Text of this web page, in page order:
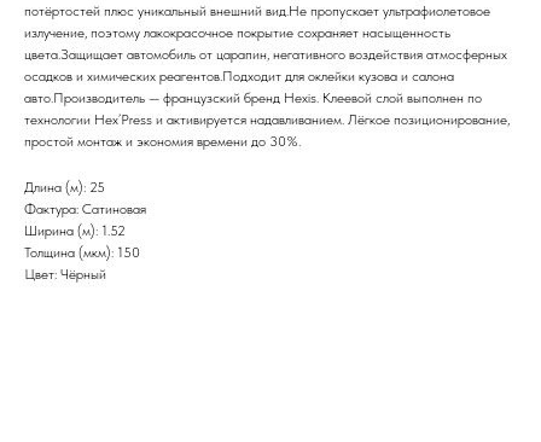
потёртостей плюс уникальный внешний вид.Не пропускает ультрафиолетовое
излучение, поэтому лакокрасочное покрытие сохраняет насыщенность
цвета.Защищает автомобиль от царапин, негативного воздействия атмосферных
осадков и химических реагентов.Подходит для оклейки кузова и салона
авто.Производитель — французский бренд Hexis. Клеевой слой выполнен по
технологии Hex’Press и активируется надавливанием. Лёгкое позиционирование,
простой монтаж и экономия времени до 30%.
Длина (м): 25
Фактура: Сатиновая
Ширина (м): 1.52
Толщина (мкм): 150
Цвет: Чёрный